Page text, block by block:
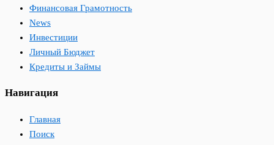
Финансовая Грамотность
News
Инвестиции
Личный Бюджет
Кредиты и Займы
Навигация
Главная
Поиск